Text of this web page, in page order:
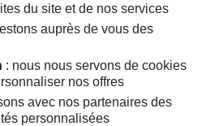
du site et de nos services
auprès de vous des
: nous nous servons de cookies
nos offres
avec nos partenaires des
personnalisées